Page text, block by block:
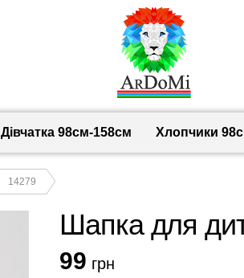
Дівчатка 98cм-158см Хлопчики
14279
Шапка для
99 грн